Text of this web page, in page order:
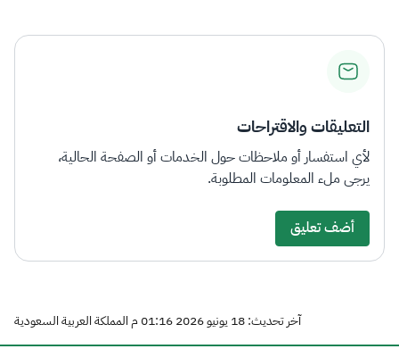
التعليقات والاقتراحات
لأي استفسار أو ملاحظات حول الخدمات أو الصفحة الحالية،
يرجى ملء المعلومات المطلوبة.
أضف تعليق
آخر تحديث: 18 يونيو 2026 01:16 م المملكة العربية السعودية